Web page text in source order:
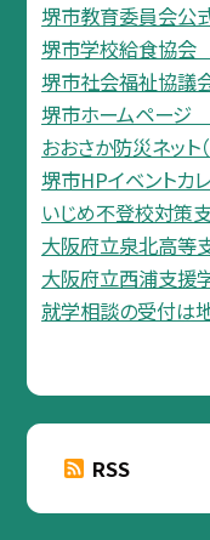
堺市教育委員会公
堺市学校給食協会
堺市社会福祉協議
堺市ホームページ
おおさか防災ネット
堺市HPイベントカ
いじめ不登校対策
大阪府立泉北高等
大阪府立西浦支援
就学相談の受付は
RSS